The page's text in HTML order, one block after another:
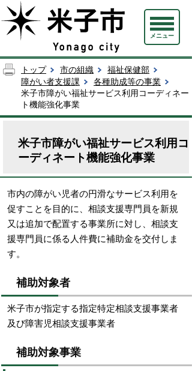
メニュー
トップ 市の組織
福祉保健部
障がい者支援課
各種助成等の事業
米子市障がい福祉サービス利用コーディネー
ト機能強化事業
米子市障がい福祉サービス利用コ
ーディネート機能強化事業
市内の障がい児者の円滑なサービス利用を
促すことを目的に、相談支援専門員を新規
又は追加で配置する事業所に対し、相談支
援専門員に係る人件費に補助金を交付しま
す。
補助対象者
米子市が指定する指定特定相談支援事業者
及び障害児相談支援事業者
補助対象事業